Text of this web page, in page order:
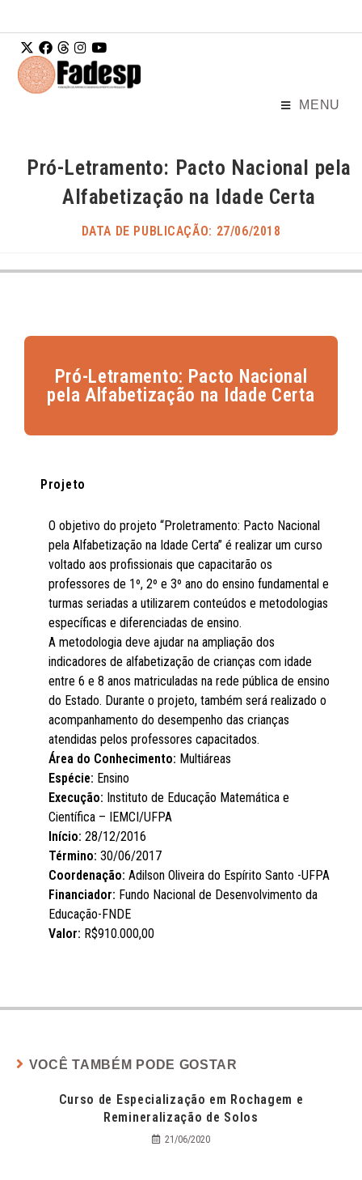
conteúdo
MENU
Pró-Letramento: Pacto Nacional pela
Alfabetização na Idade Certa
DATA DE PUBLICAÇÃO: 27/06/2018
Pró-Letramento: Pacto Nacional
pela Alfabetização na Idade Certa
Projeto
O objetivo do projeto “Proletramento: Pacto Nacional
pela Alfabetização na Idade Certa” é realizar um curso
voltado aos profissionais que capacitarão os
professores de 1º, 2º e 3º ano do ensino fundamental e
turmas seriadas a utilizarem conteúdos e metodologias
específicas e diferenciadas de ensino.
A metodologia deve ajudar na ampliação dos
indicadores de alfabetização de crianças com idade
entre 6 e 8 anos matriculadas na rede pública de ensino
do Estado. Durante o projeto, também será realizado o
acompanhamento do desempenho das crianças
atendidas pelos professores capacitados.
Área do Conhecimento: Multiáreas
Espécie: Ensino
Execução: Instituto de Educação Matemática e
Científica – IEMCI/UFPA
Início: 28/12/2016
Término: 30/06/2017
Coordenação: Adilson Oliveira do Espírito Santo -UFPA
Financiador: Fundo Nacional de Desenvolvimento da
Educação-FNDE
Valor: R$910.000,00
VOCÊ TAMBÉM PODE GOSTAR
Curso de Especialização em Rochagem e
Remineralização de Solos
21/06/2020